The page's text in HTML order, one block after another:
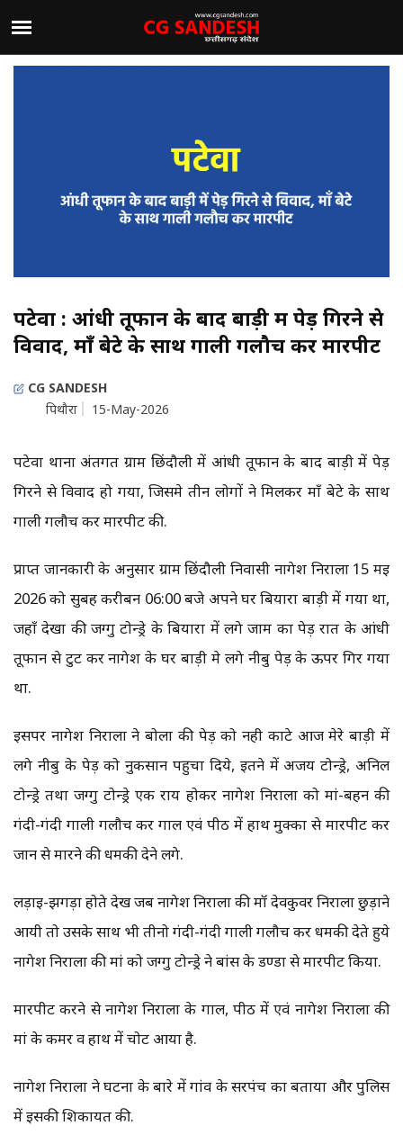
पटेवा : आंधी तूफान के बाद बाड़ी में पेड़ गिरने से
विवाद, माँ बेटे के साथ गाली गलौच कर मारपीट
CG SANDESH
पिथौरा
15-May-2026
पटेवा थाना अंतर्गत ग्राम छिंदौली में आंधी तूफान के बाद बाड़ी में पेड़
गिरने से विवाद हो गया, जिसमे तीन लोगों ने मिलकर माँ बेटे के साथ
गाली गलौच कर मारपीट की.
प्राप्त जानकारी के अनुसार ग्राम छिंदौली निवासी नागेश निराला 15 मई
2026 को सुबह करीबन 06:00 बजे अपने घर बियारा बाड़ी में गया था,
जहाँ देखा की जग्गु टोन्ड्रे के बियारा में लगे जाम का पेड़ रात के आंधी
तूफान से टुट कर नागेश के घर बाड़ी मे लगे नीबु पेड़ के ऊपर गिर गया
था.
इसपर नागेश निराला ने बोला की पेड़ को नही काटे आज मेरे बाड़ी में
लगे नीबु के पेड़ को नुकसान पहुचा दिये, इतने में अजय टोन्ड्रे, अनिल
टोन्‍ड्रे तथा जग्गु टोन्ड्रे एक राय होकर नागेश निराला को मां-बहन की
गंदी-गंदी गाली गलौच कर गाल एवं पीठ में हाथ मुक्का से मारपीट कर
जान से मारने की धमकी देने लगे.
लड़ाई-झगड़ा होते देख जब नागेश निराला की मॉ देवकुवर निराला छुड़ाने
आयी तो उसके साथ भी तीनो गंदी-गंदी गाली गलौच कर धमकी देते हुये
नागेश निराला की मां को जग्गु टोन्ड्रे ने बांस के डण्डा से मारपीट किया.
मारपीट करने से नागेश निराला के गाल, पीठ में एवं नागेश निराला की
मां के कमर व हाथ में चोट आया है.
नागेश निराला ने घटना के बारे में गांव के सरपंच का बताया और पुलिस
में इसकी शिकायत की.